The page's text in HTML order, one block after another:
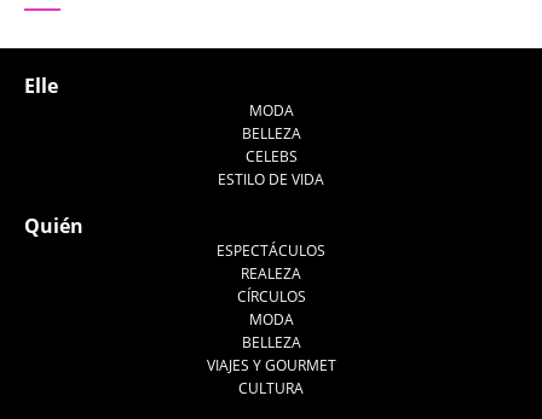
Elle
MODA
BELLEZA
CELEBS
ESTILO DE VIDA
Quién
ESPECTÁCULOS
REALEZA
CÍRCULOS
MODA
BELLEZA
VIAJES Y GOURMET
CULTURA